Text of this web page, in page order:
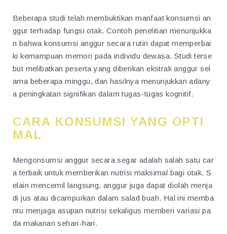
Beberapa studi telah membuktikan manfaat konsumsi an
ggur terhadap fungsi otak. Contoh penelitian menunjukka
n bahwa konsumsi anggur secara rutin dapat memperbai
ki kemampuan memori pada individu dewasa. Studi terse
but melibatkan peserta yang diberikan ekstrak anggur sel
ama beberapa minggu, dan hasilnya menunjukkan adany
a peningkatan signifikan dalam tugas-tugas kognitif.
CARA KONSUMSI YANG OPTI
MAL
Mengonsumsi anggur secara segar adalah salah satu car
a terbaik untuk memberikan nutrisi maksimal bagi otak. S
elain mencemil langsung, anggur juga dapat diolah menja
di jus atau dicampurkan dalam salad buah. Hal ini memba
ntu menjaga asupan nutrisi sekaligus memberi variasi pa
da makanan sehari-hari.